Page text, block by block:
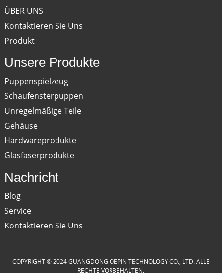
ÜBER UNS
Kontaktieren Sie Uns
Produkt
Unsere Produkte
Puppenspielzeug
Schaufensterpuppen
Unregelmäßige Teile
Gehäuse
Hardwareprodukte
Glasfaserprodukte
Nachricht
Blog
Service
Kontaktieren Sie Uns
COPYRIGHT © 2024 GUANGDONG OEPIN TECHNOLOGY CO., LTD. ALLE
RECHTE VORBEHALTEN.